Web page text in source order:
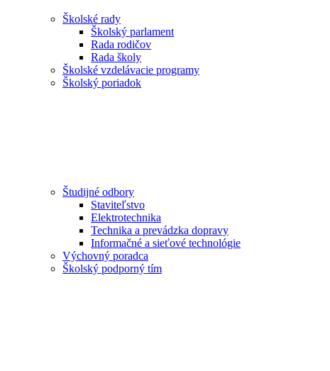
Školské rady
Školský parlament
Rada rodičov
Rada školy
Školské vzdelávacie programy
Školský poriadok
Študijné odbory
Staviteľstvo
Elektrotechnika
Technika a prevádzka dopravy
Informačné a sieťové technológie
Výchovný poradca
Školský podporný tím